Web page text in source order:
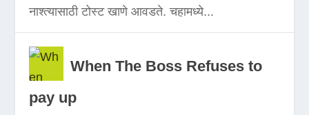
नाश्त्यासाठी टोस्ट खाणे आवडते. चहामध्ये...
When The Boss Refuses to
pay up